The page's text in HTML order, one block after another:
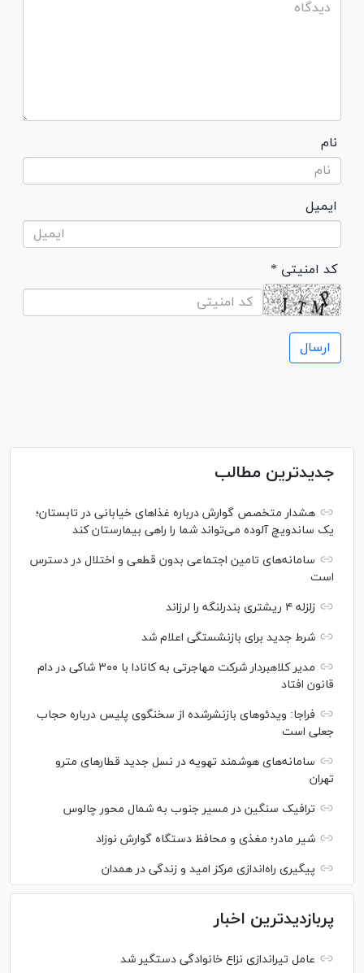
نام
ایمیل
* کد امنیتی
جدیدترین مطالب
هشدار متخصص گوارش درباره غذا‌های خیابانی در تابستان؛
یک ساندویچ آلوده می‌تواند شما را راهی بیمارستان کند
سامانه‌های تامین اجتماعی بدون قطعی و اختلال در دسترس
است
زلزله ۴ ریشتری بندرلنگه را لرزاند
شرط جدید برای بازنشستگی اعلام شد
مدیر کلاهبردار شرکت مهاجرتی به کانادا با ۳۰۰ شاکی در دام
قانون افتاد
فراجا: ویدئو‌های بازنشرشده از سخنگوی پلیس درباره حجاب
جعلی است
سامانه‌های هوشمند تهویه در نسل جدید قطار‌های مترو
تهران
ترافیک سنگین در مسیر جنوب به شمال محور چالوس
شیر مادر؛ مغذی و محافظ دستگاه گوارش نوزاد
پیگیری راه‌اندازی مرکز امید و زندگی در همدان
پربازدیدترین اخبار
عامل تیراندازی نزاع خانوادگی دستگیر شد